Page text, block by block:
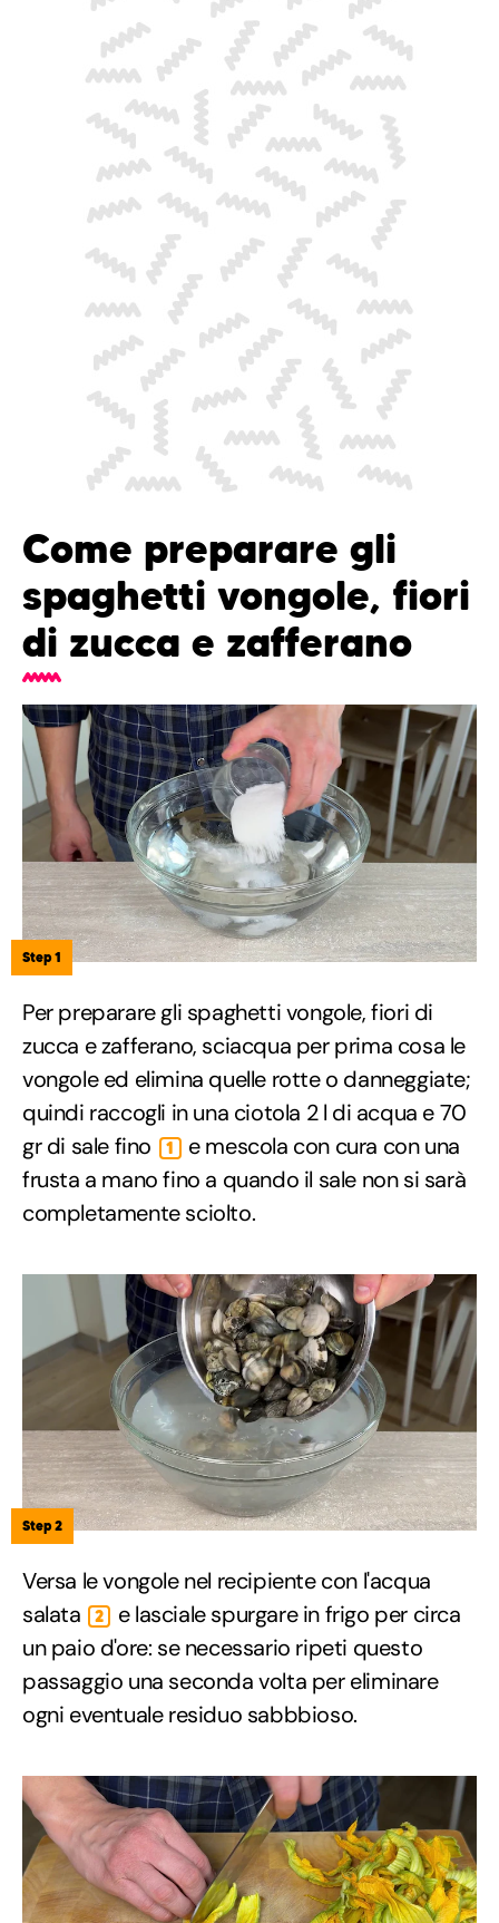
Come preparare gli
spaghetti vongole, fiori
di zucca e zafferano
Step 1
Per preparare gli spaghetti vongole, fiori di
zucca e zafferano, sciacqua per prima cosa le
vongole ed elimina quelle rotte o danneggiate;
quindi raccogli in una ciotola 2 l di acqua e 70
gr di sale fino
1
e mescola con cura con una
frusta a mano fino a quando il sale non si sarà
completamente sciolto.
Step 2
Versa le vongole nel recipiente con l'acqua
salata
2
e lasciale spurgare in frigo per circa
un paio d'ore: se necessario ripeti questo
passaggio una seconda volta per eliminare
ogni eventuale residuo sabbbioso.